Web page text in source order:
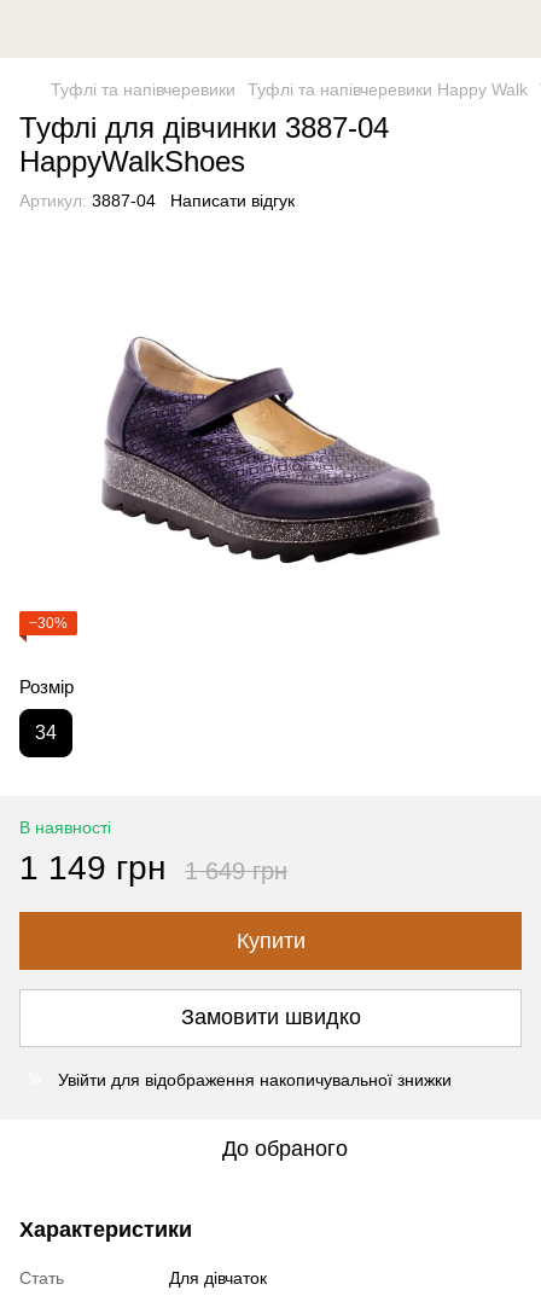
Туфлі та напівчеревики Туфлі та напівчеревики Happy Walk
Туфлі для дівчинки 3887-04
HappyWalkShoes
Артикул: 3887-04 Написати відгук
−30%
Розмір
34
В наявності
1 149 грн 1 649 грн
Купити
Замовити швидко
Увійти для відображення накопичувальної знижки
До обраного
Характеристики
Стать
Для дівчаток